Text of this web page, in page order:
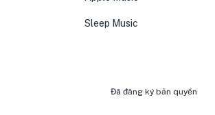
Sleep Music
Đã đăng ký bản quyền